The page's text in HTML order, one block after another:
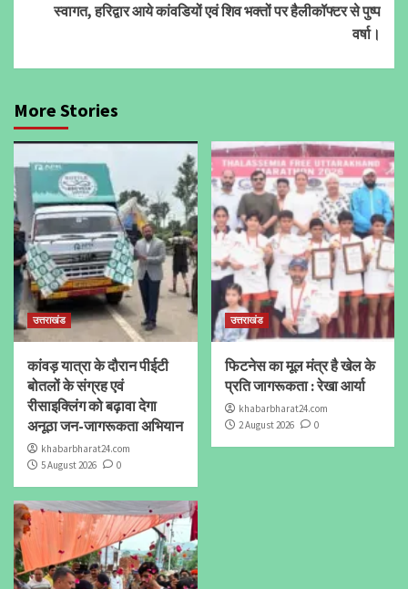
स्वागत, हरिद्वार आये कांवडियों एवं शिव भक्तों पर हैलीकॉफ्टर से पुष्प
वर्षा।
More Stories
उत्तराखंड
कांवड़ यात्रा के दौरान पीईटी
बोतलों के संग्रह एवं
रीसाइक्लिंग को बढ़ावा देगा
अनूठा जन-जागरूकता अभियान
khabarbharat24.com
5 August 2026
0
उत्तराखंड
फिटनेस का मूल मंत्र है खेल के
प्रति जागरूकता : रेखा आर्या
khabarbharat24.com
2 August 2026
0